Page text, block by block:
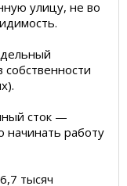
улицу, не во
сток —
работу
тысяч